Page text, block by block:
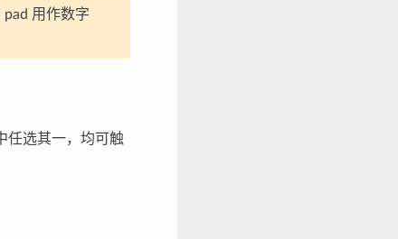
用作数字
任选其一，均可触